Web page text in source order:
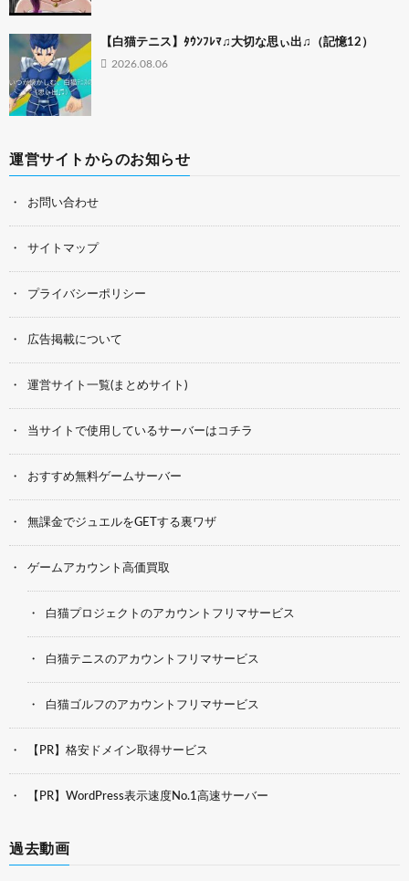
【白猫テニス】ﾀｳﾝﾌﾚﾏ♫大切な思ぃ出♫（記憶12）
2026.08.06
運営サイトからのお知らせ
お問い合わせ
サイトマップ
プライバシーポリシー
広告掲載について
運営サイト一覧(まとめサイト)
当サイトで使用しているサーバーはコチラ
おすすめ無料ゲームサーバー
無課金でジュエルをGETする裏ワザ
ゲームアカウント高価買取
白猫プロジェクトのアカウントフリマサービス
白猫テニスのアカウントフリマサービス
白猫ゴルフのアカウントフリマサービス
【PR】格安ドメイン取得サービス
【PR】WordPress表示速度No.1高速サーバー
過去動画